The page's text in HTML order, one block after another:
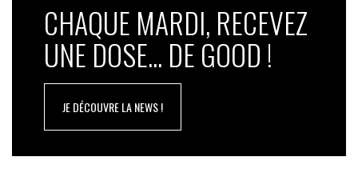
CHAQUE MARDI, RECEVEZ
UNE DOSE... DE GOOD !
JE DÉCOUVRE LA NEWS !